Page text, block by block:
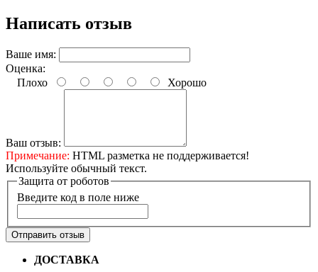
Написать отзыв
Ваше имя:
Оценка:
Плохо
Хорошо
Ваш отзыв:
Примечание: HTML разметка не поддерживается!
Используйте обычный текст.
Защита от роботов
Введите код в поле ниже
Отправить отзыв
ДОСТАВКА